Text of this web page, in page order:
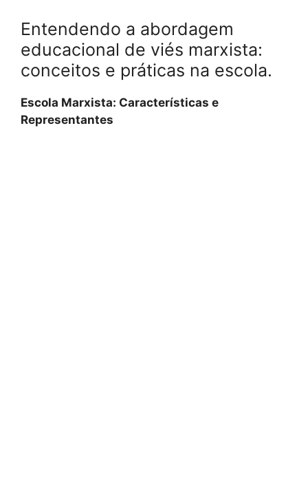
Entendendo a abordagem
educacional de viés marxista:
conceitos e práticas na escola.
Escola Marxista: Características e
Representantes